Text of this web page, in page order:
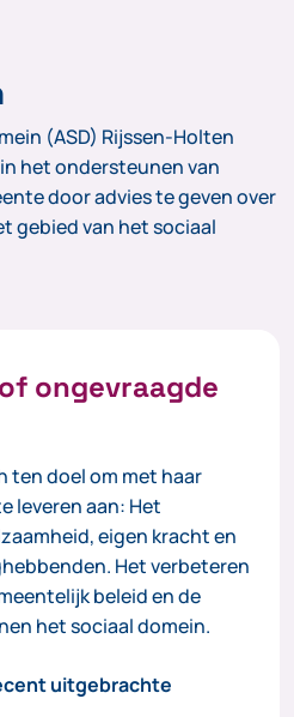
(ASD) Rijssen-Holten
het ondersteunen van
door advies te geven over
gebied van het sociaal
ongevraagde
ten doel om met haar
leveren aan: Het
eigen kracht en
Het verbeteren
beleid en de
het sociaal domein.
uitgebrachte